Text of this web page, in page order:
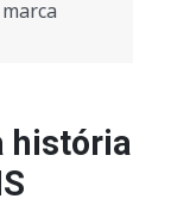
história